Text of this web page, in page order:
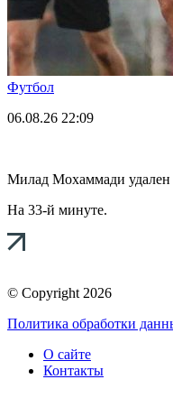
Футбол
06.08.26 22:09
Милад Мохаммади
На 33-й минуте.
© Copyright 2026
Политика обработки
О сайте
Контакты